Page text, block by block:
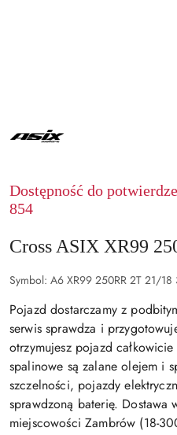
Dostępność do
854
Cross ASIX XR99
Symbol: A6 XR99 250RR 2T 21/18
Pojazd dostarczamy z
serwis sprawdza i
otrzymujesz pojazd
spalinowe są zalane olejem i
szczelności, pojazdy
sprawdzoną baterię. Dostawa
miejscowości Zambrów (18-